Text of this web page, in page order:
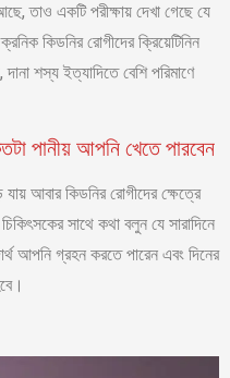
তাও একটি পরীক্ষায় দেখা গেছে যে
কিডনির রোগীদের ক্রিয়েটিনিন
শস্য ইত্যাদিতে বেশি পরিমাণে
পানীয় আপনি খেতে পারবেন
আবার কিডনির রোগীদের ক্ষেত্রে
সাথে কথা বলুন যে সারাদিনে
আপনি গ্রহন করতে পারেন এবং দিনের